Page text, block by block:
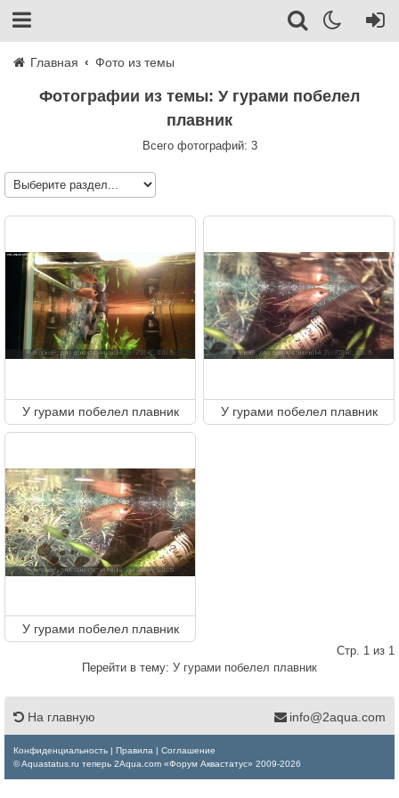
Главная Фото из темы
Фотографии из темы: У гурами побелел
плавник
Всего фотографий: 3
У гурами побелел плавник У гурами побелел плавник
У гурами побелел плавник
Стр. 1 из 1
Перейти в тему: У гурами побелел плавник
На главную info@2aqua.com
Конфиденциальность | Правила | Соглашение
© Aquastatus.ru теперь 2Aqua.com «Форум Аквастатус» 2009-2026